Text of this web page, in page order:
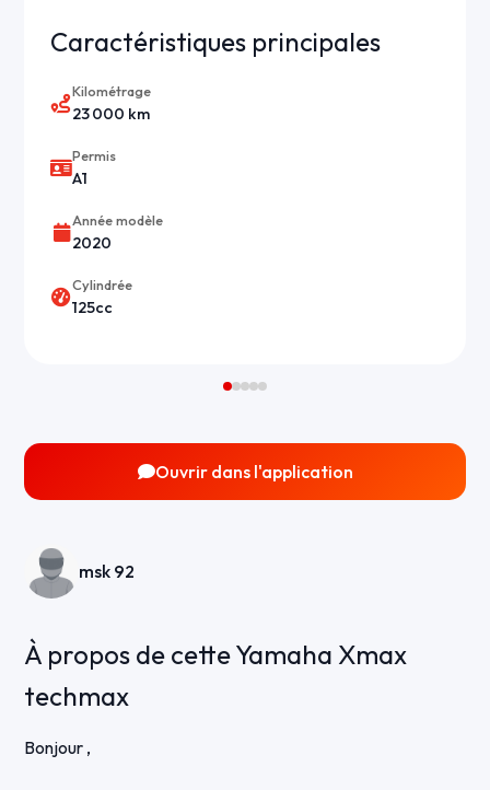
Caractéristiques principales
Kilométrage
23 000 km
Permis
A1
Année modèle
2020
Cylindrée
125cc
Ouvrir dans l'application
msk 92
À propos de cette Yamaha Xmax
techmax
Bonjour ,